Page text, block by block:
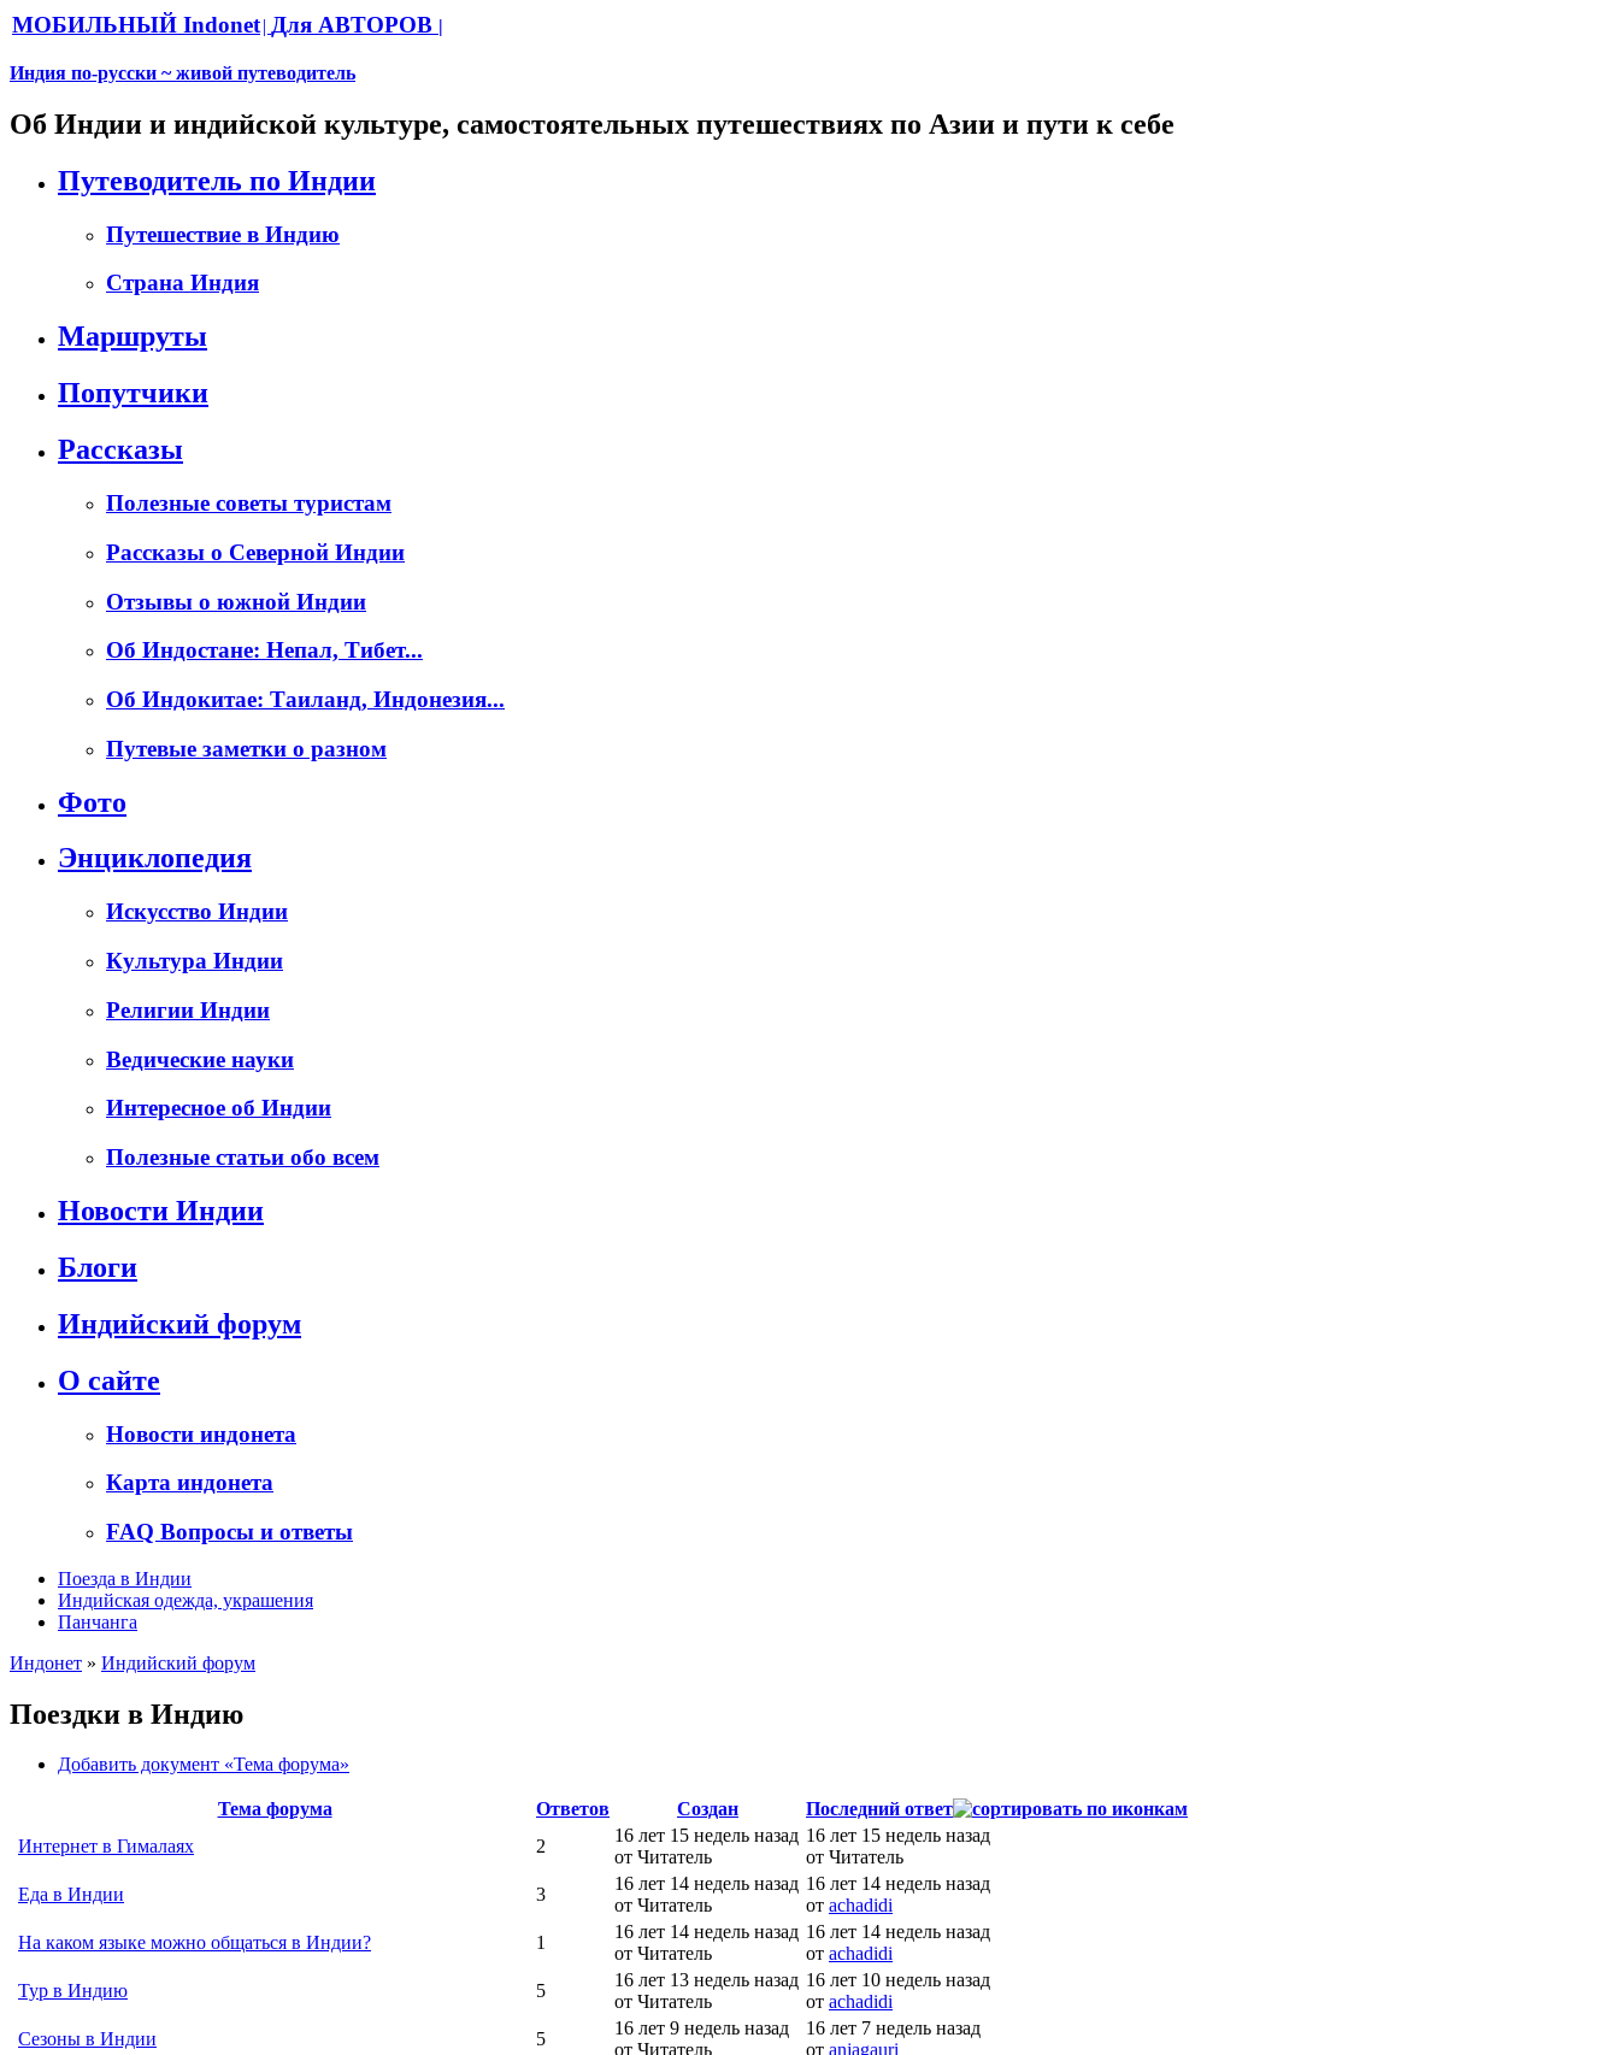
МОБИЛЬНЫЙ Indonet| Для АВТОРОВ |
Индия по-русски ~ живой путеводитель
Об Индии и индийской культуре, самостоятельных путешествиях по Азии и пути к себе
Путеводитель по Индии
Путешествие в Индию
Страна Индия
Маршруты
Попутчики
Рассказы
Полезные советы туристам
Рассказы о Северной Индии
Отзывы о южной Индии
Об Индостане: Непал, Тибет...
Об Индокитае: Таиланд, Индонезия...
Путевые заметки о разном
Фото
Энциклопедия
Искусство Индии
Культура Индии
Религии Индии
Ведические науки
Интересное об Индии
Полезные статьи обо всем
Новости Индии
Блоги
Индийский форум
О сайте
Новости индонета
Карта индонета
FAQ Вопросы и ответы
Поезда в Индии
Индийская одежда, украшения
Панчанга
Индонет » Индийский форум
Поездки в Индию
Добавить документ «Тема форума»
Тема форума Ответов Создан
Последний ответ
Интернет в Гималаях
2
16 лет 15 недель назад
от Читатель
16 лет 15 недель назад
от Читатель
Еда в Индии
3
16 лет 14 недель назад
от Читатель
16 лет 14 недель назад
от achadidi
На каком языке можно общаться в Индии?
1
16 лет 14 недель назад
от Читатель
16 лет 14 недель назад
от achadidi
Тур в Индию
5
16 лет 13 недель назад
от Читатель
16 лет 10 недель назад
от achadidi
Сезоны в Индии
5
16 лет 9 недель назад
от Читатель
16 лет 7 недель назад
от anjagauri